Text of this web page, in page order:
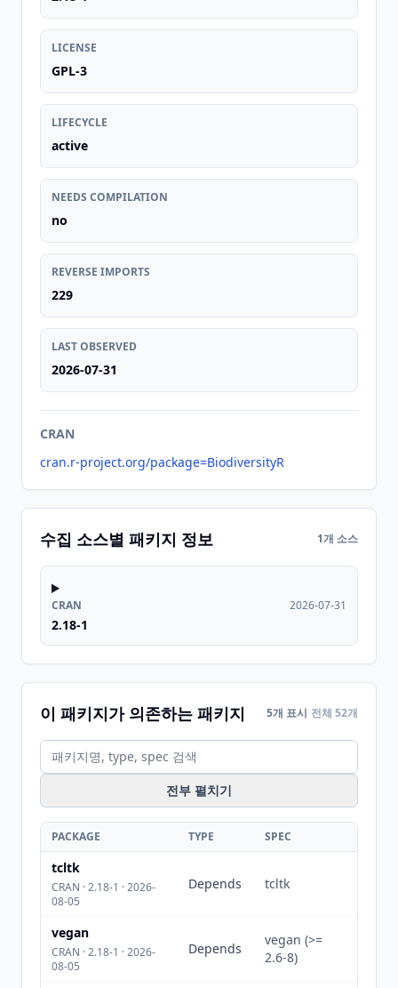
LICENSE
GPL-3
LIFECYCLE
active
NEEDS COMPILATION
no
REVERSE IMPORTS
229
LAST OBSERVED
2026-07-31
CRAN
cran.r-project.org/package=BiodiversityR
수집 소스별 패키지 정보 1개 소스
CRAN
2.18-1
2026-07-31
이 패키지가 의존하는 패키지 5개 표시 전체 52개
전부 펼치기
PACKAGE TYPE SPEC
tcltk
CRAN · 2.18-1 · 2026-
08-05
Depends tcltk
vegan
CRAN · 2.18-1 · 2026-
08-05
Depends
vegan (>=
2.6-8)